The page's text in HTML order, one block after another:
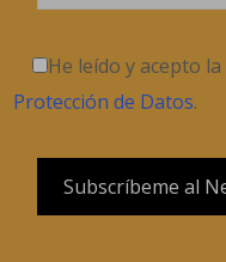
He leído y acepto la
Protección de Datos.